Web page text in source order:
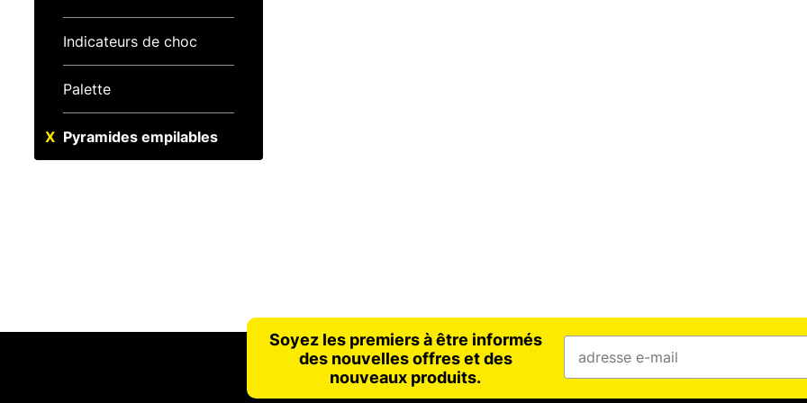
Indicateurs de choc
Palette
Pyramides empilables
Soyez les premiers à être informés
des nouvelles offres et des
nouveaux produits.